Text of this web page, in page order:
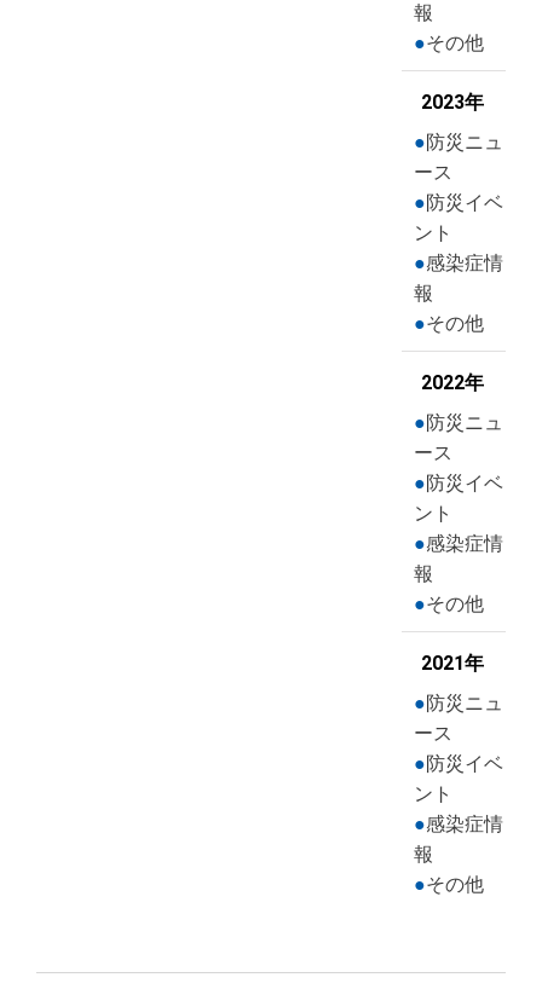
報
その他
2023年
防災ニュ
ース
防災イベ
ント
感染症情
報
その他
2022年
防災ニュ
ース
防災イベ
ント
感染症情
報
その他
2021年
防災ニュ
ース
防災イベ
ント
感染症情
報
その他